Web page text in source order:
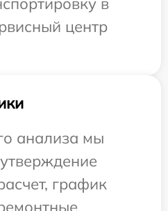
центр
анализа мы
график